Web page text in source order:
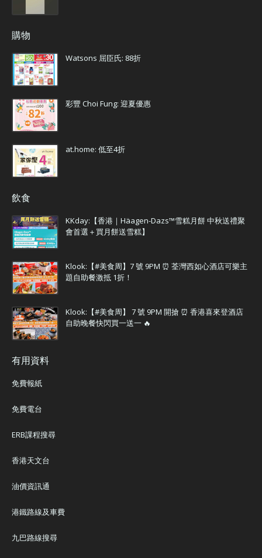
購物
Watsons 屈臣氏: 88折
彩豐 Choi Fung: 迎夏優惠
at.home: 低至4折
飲食
KKday:【香港｜Häagen-Dazs™雪糕月餅 中秋送禮聚
會首選＋買月餅送雪糕】
Klook:【#美食周】7 號 9PM ⏰ 荃灣西如心酒店可樂主
題自助餐激抵 1折！
Klook:【#美食周】 7 號 9PM 開搶 ⏰ 香港喜來登酒店
自助晚餐快閃買一送一 🔥
有用資料
免費報紙
免費電台
ERB課程搜尋
香港天文台
油價資訊通
港鐵路線及車費
九巴路線搜尋